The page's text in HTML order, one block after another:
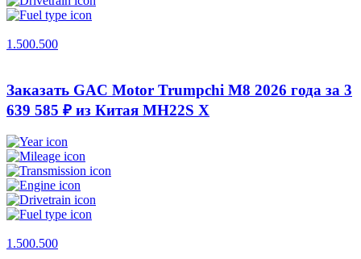
1.500.500
Заказать GAC Motor Trumpchi M8 2026 года за 3
639 585 ₽ из Китая MH22S X
1.500.500